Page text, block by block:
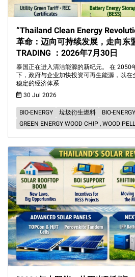
“Thailand Clean Energy
革命：迈向可持续发展，走向东
TRADING ：2026年7月30日
泰国正在进入清洁能源的新纪元。 在 2050
下，政府与企业加快投资可再生能源，以
稳定的经济体系
30 Jul 2026
BIO-ENERGY 垃圾衍生燃料
BIO-ENERGY
GREEN ENERGY WOOD CHIP , WOOD